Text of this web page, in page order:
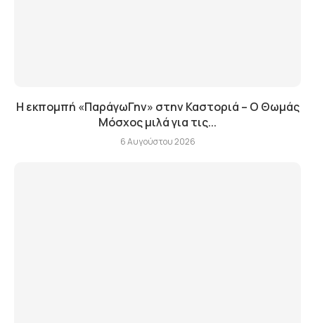
Η εκπομπή «ΠαράγωΓην» στην Καστοριά – Ο Θωμάς
Μόσχος μιλά για τις...
6 Αυγούστου 2026